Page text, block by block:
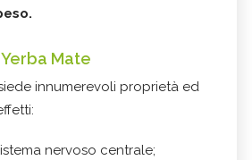
Mate
innumerevoli proprietà ed
nervoso centrale;